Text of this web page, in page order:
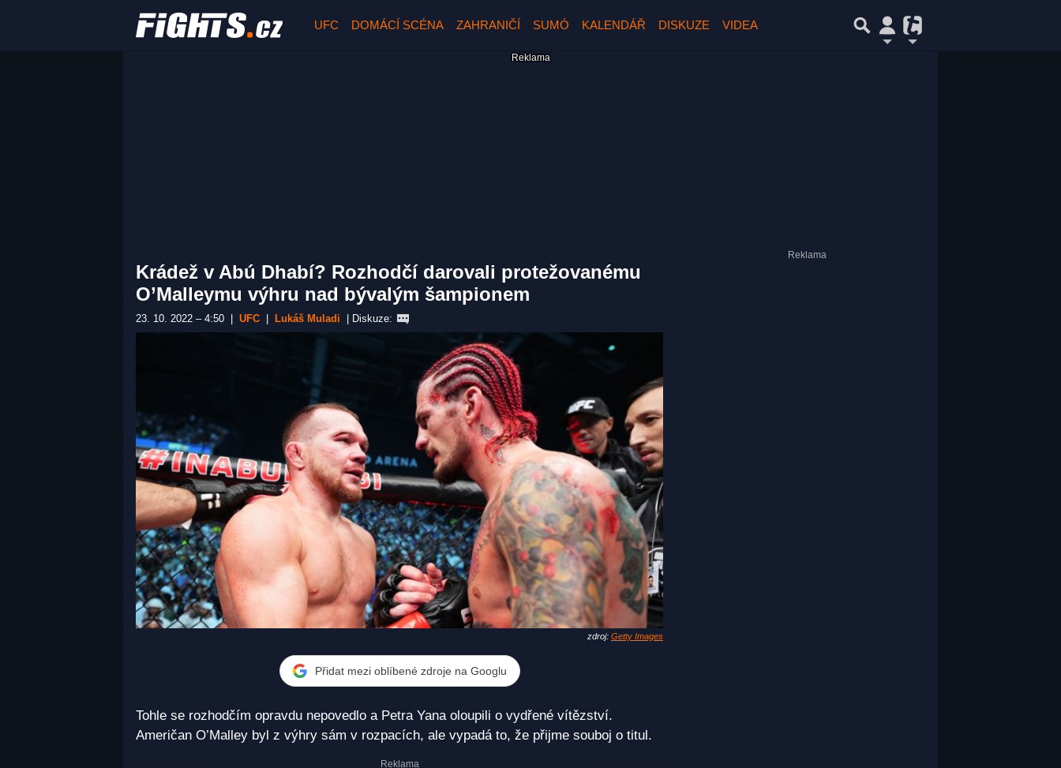
UFC DOMÁCÍ SCÉNA ZAHRANIČÍ SUMÓ KALENDÁŘ DISKUZE VIDEA
Krádež v Abú Dhabí? Rozhodčí darovali protežovanému
O’Malleymu výhru nad bývalým šampionem
23. 10. 2022 – 4:50 UFC Lukáš Muladi Diskuze:
zdroj: Getty Images
Přidat mezi oblíbené zdroje na Googlu
Tohle se rozhodčím opravdu nepovedlo a Petra Yana oloupili o vydřené vítězství.
Američan O’Malley byl z výhry sám v rozpacích, ale vypadá to, že přijme souboj o titul.